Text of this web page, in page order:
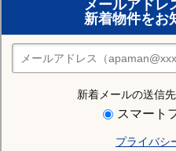
メールアドレ
新着物件をお
新着メールの送信
スマート
プライバシ
おまかせ物件リクエスト
住みたい街の店舗を探す
店舗検索
住む街研究所で岩見沢市の